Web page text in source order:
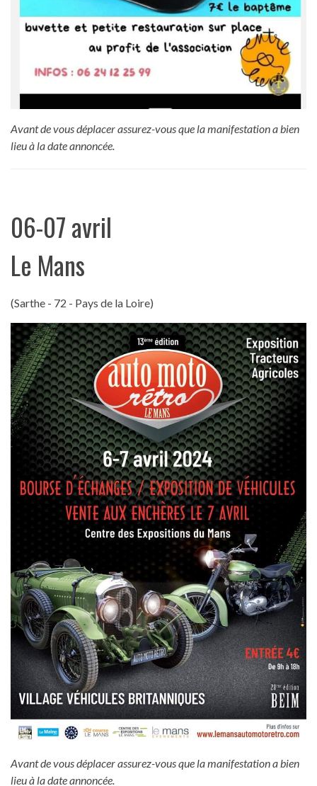
Avant de vous déplacer assurez-vous que la manifestation a bien
lieu à la date annoncée.
06-07 avril
Le Mans
(Sarthe - 72 - Pays de la Loire)
Avant de vous déplacer assurez-vous que la manifestation a bien
lieu à la date annoncée.